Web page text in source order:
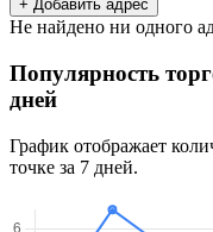
+ Добавить адрес
Не найдено ни одного
Популярность
дней
График отображает
точке за 7 дней.